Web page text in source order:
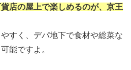
店の屋上で楽しめるのが、京王
すく、デパ地下で食材や総菜な
能ですよ。